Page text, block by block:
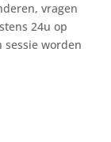
vragen
24u op
worden